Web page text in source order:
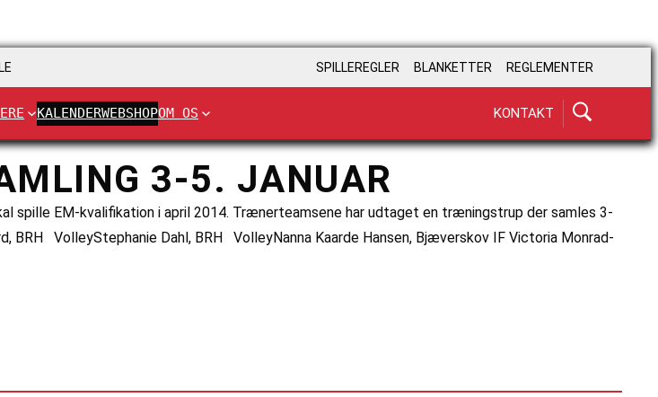
SPILLEREGLER BLANKETTER REGLEMENTER
KALENDERWEBSHOPOM OS KONTAKT
3-5. JANUAR
spille EM-kvalifikation i april 2014. Trænerteamsene har udtaget en træningstrup der samles 3-
BRH VolleyStephanie Dahl, BRH VolleyNanna Kaarde Hansen, Bjæverskov IF Victoria Monrad-